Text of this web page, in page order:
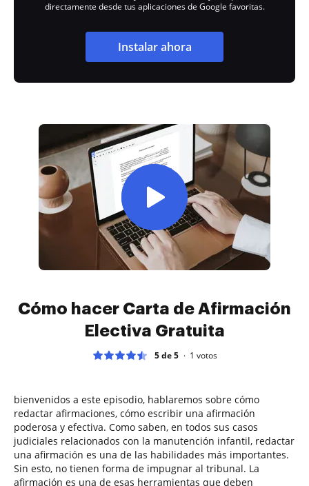
directamente desde tus aplicaciones de Google favoritas.
Instalar ahora
Cómo hacer Carta de Afirmación
Electiva Gratuita
5 de 5 1 votos
bienvenidos a este episodio, hablaremos sobre cómo
redactar afirmaciones, cómo escribir una afirmación
poderosa y efectiva. Como saben, en todos sus casos
judiciales relacionados con la manutención infantil, redactar
una afirmación es una de las habilidades más importantes.
Sin esto, no tienen forma de impugnar al tribunal. La
afirmación es una de esas herramientas que deben